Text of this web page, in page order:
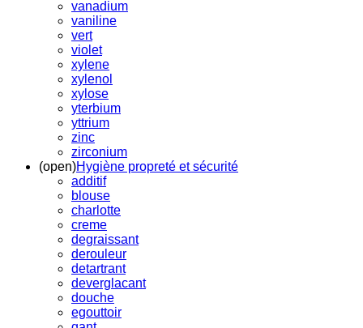
vanadium
vaniline
vert
violet
xylene
xylenol
xylose
yterbium
yttrium
zinc
zirconium
(open)Hygiène propreté et sécurité
additif
blouse
charlotte
creme
degraissant
derouleur
detartrant
deverglacant
douche
egouttoir